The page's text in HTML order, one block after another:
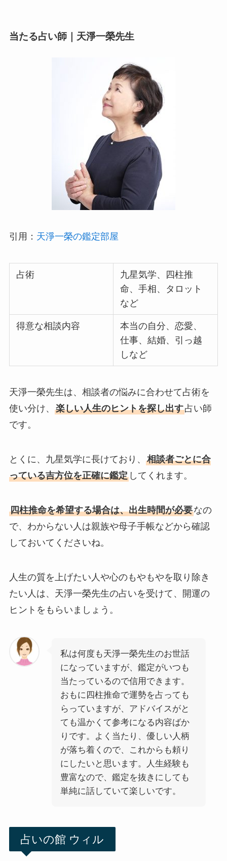
当たる占い師｜天淨一榮先生
引用： 天淨一榮の鑑定部屋
占術
九星気学、四柱推
命、手相、タロット
など
得意な相談内容
本当の自分、恋愛、
仕事、結婚、引っ越
しなど
天淨一榮先生は、相談者の悩みに合わせて占術を
使い分け、 楽しい人生のヒントを探し出す占い師
です。
とくに、九星気学に長けており、 相談者ごとに合
っている吉方位を正確に鑑定してくれます。
四柱推命を希望する場合は、出生時間が必要なの
で、わからない人は親族や母子手帳などから確認
しておいてくださいね。
人生の質を上げたい人や心のもやもやを取り除き
たい人は、天淨一榮先生の占いを受けて、開運の
ヒントをもらいましょう。
私は何度も天淨一榮先生のお世話
になっていますが、鑑定がいつも
当たっているので信用できます。
おもに四柱推命で運勢を占っても
らっていますが、アドバイスがと
ても温かくて参考になる内容ばか
りです。よく当たり、優しい人柄
が落ち着くので、これからも頼り
にしたいと思います。人生経験も
豊富なので、鑑定を抜きにしても
単純に話していて楽しいです。
占いの館 ウィル